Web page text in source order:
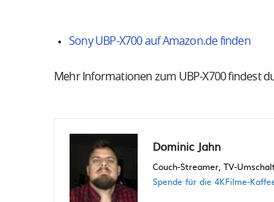
Sony UBP-X700 auf Amazon.de finden
Mehr Informationen zum UBP-X700 findest
Dominic Jahn
Couch-Streamer, TV-
Spende für die 4KFilme-